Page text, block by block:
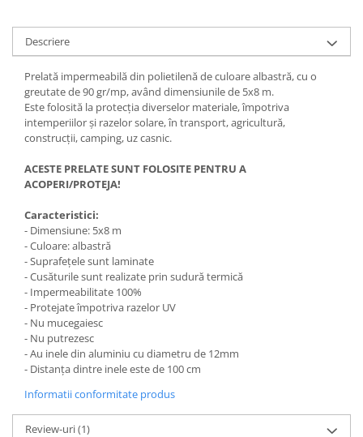
ȘEMINEE ȘI ÎNCĂLZITOARE DE
TERASĂ
Descriere
Prelată impermeabilă din polietilenă de culoare albastră, cu o
greutate de 90 gr/mp, având dimensiunile de 5x8 m.
Este folosită la protecția diverselor materiale, împotriva
intemperiilor și razelor solare, în transport, agricultură,
construcții, camping, uz casnic.
ACESTE PRELATE SUNT FOLOSITE PENTRU A
ACOPERI/PROTEJA!
Caracteristici:
- Dimensiune: 5x8 m
- Culoare: albastră
- Suprafețele sunt laminate
- Cusăturile sunt realizate prin sudură termică
- Impermeabilitate 100%
- Protejate împotriva razelor UV
- Nu mucegaiesc
- Nu putrezesc
- Au inele din aluminiu cu diametru de 12mm
- Distanța dintre inele este de 100 cm
Informatii conformitate produs
Review-uri(1)